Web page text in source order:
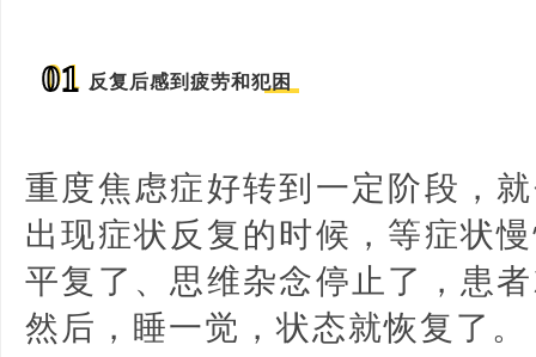
01 反复后感到疲劳和犯困
重度焦虑症好转到一定阶段，
出现症状反复的时候，等症状
平复了、思维杂念停止了，患
然后，睡一觉，状态就恢复了。